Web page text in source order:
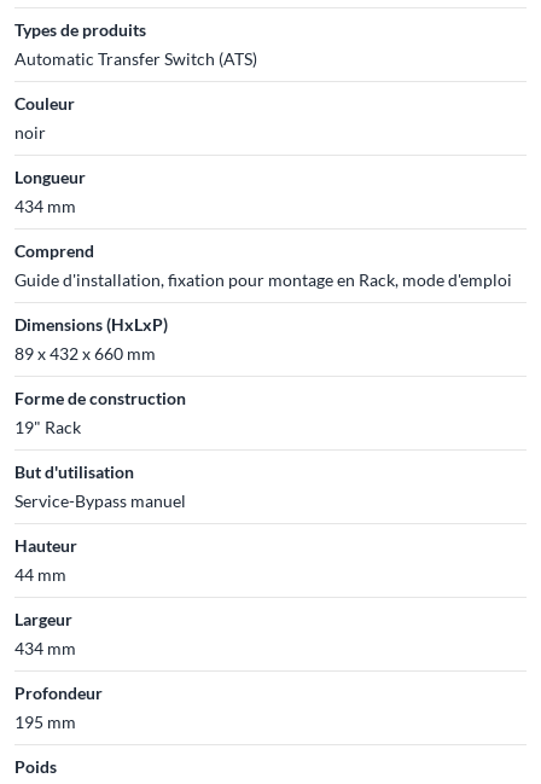
Types de produits
Automatic Transfer Switch (ATS)
Couleur
noir
Longueur
434 mm
Comprend
Guide d'installation, fixation pour montage en Rack, mode d'emploi
Dimensions (HxLxP)
89 x 432 x 660 mm
Forme de construction
19" Rack
But d'utilisation
Service-Bypass manuel
Hauteur
44 mm
Largeur
434 mm
Profondeur
195 mm
Poids